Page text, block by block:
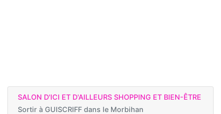
SALON D'ICI ET D'AILLEURS SHOPPING ET BIEN-ÊTRE
Sortir à GUISCRIFF dans le Morbihan